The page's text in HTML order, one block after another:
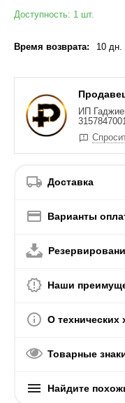
Доступность: 1 шт.
Время возврата: 10 дн.
ИП
Доставка
Варианты
Наши
О технических
Товарные
Найдите